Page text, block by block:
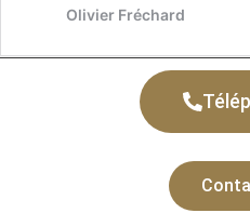
Olivier Fréchard